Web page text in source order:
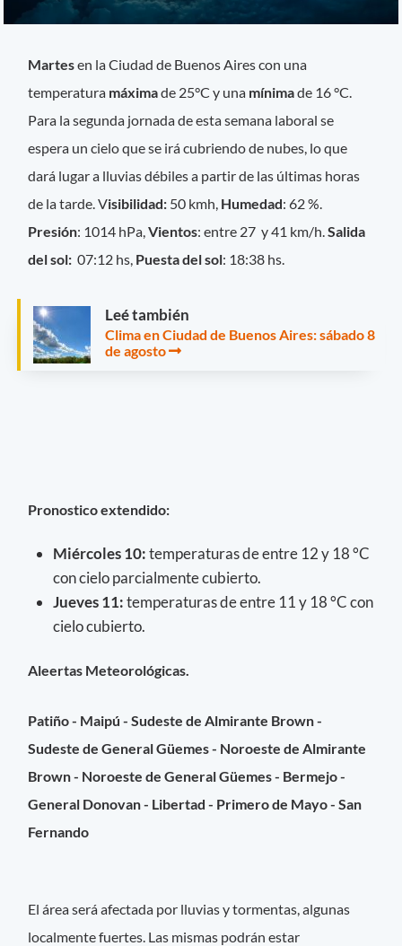
Martesen la Ciudad de Buenos Aires con una
temperatura máximade 25°C y una mínimade 16 °C.
Para la segunda jornada de esta semana laboral se
espera un cielo que se irá cubriendo de nubes, lo que
dará lugar a lluvias débiles a partir de las últimas horas
de la tarde. Visibilidad: 50 kmh, Humedad: 62 %.
Presión: 1014 hPa,Vientos: entre 27 y 41 km/h.Salida
del sol: 07:12 hs, Puesta del sol: 18:38 hs.
Leé también
Clima en Ciudad de Buenos Aires: sábado 8
de agosto
Pronostico extendido:
Miércoles 10:temperaturas de entre 12 y 18 °C
con cielo parcialmente cubierto.
Jueves 11:temperaturas de entre 11 y 18 °C con
cielo cubierto.
Aleertas Meteorológicas.
Patiño - Maipú - Sudeste de Almirante Brown -
Sudeste de General Güemes - Noroeste de Almirante
Brown - Noroeste de General Güemes - Bermejo -
General Donovan - Libertad - Primero de Mayo - San
Fernando
El área será afectada por lluvias y tormentas, algunas
localmente fuertes. Las mismas podrán estar